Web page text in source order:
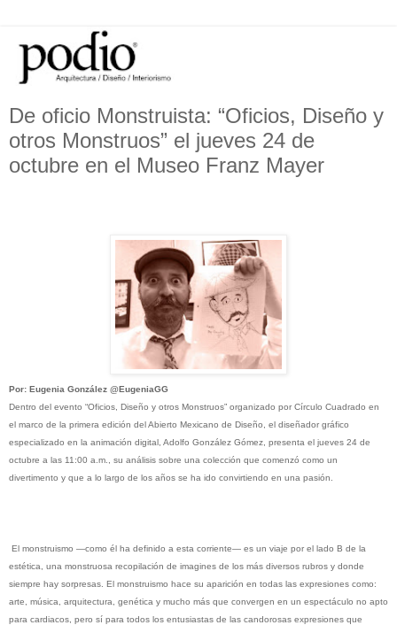
De oficio Monstruista: “Oficios, Diseño y
otros Monstruos” el jueves 24 de
octubre en el Museo Franz Mayer
Por: Eugenia González @EugeniaGG
Dentro del evento “Oficios, Diseño y otros Monstruos” organizado por Círculo Cuadrado en
el marco de la primera edición del Abierto Mexicano de Diseño, el diseñador gráfico
especializado en la animación digital, Adolfo González Gómez, presenta el jueves 24 de
octubre a las 11:00 a.m., su análisis sobre una colección que comenzó como un
divertimento y que a lo largo de los años se ha ido convirtiendo en una pasión.
El monstruismo —como él ha definido a esta corriente— es un viaje por el lado B de la
estética, una monstruosa recopilación de imagines de los más diversos rubros y donde
siempre hay sorpresas. El monstruismo hace su aparición en todas las expresiones como:
arte, música, arquitectura, genética y mucho más que convergen en un espectáculo no apto
para cardiacos, pero sí para todos los entusiastas de las candorosas expresiones que